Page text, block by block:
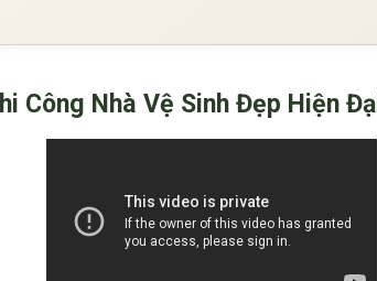
Công Nhà Vệ Sinh Đẹp Hiện